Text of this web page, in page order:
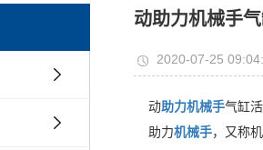
动助力机械手
2020-07-25
动助力机械手气缸
助力机械手，又称